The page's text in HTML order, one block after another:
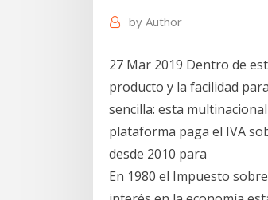
by Author
27 Mar 2019 Dentro de
producto y la facilidad
sencilla: esta
plataforma paga el IVA
desde 2010 para
En 1980 el Impuesto